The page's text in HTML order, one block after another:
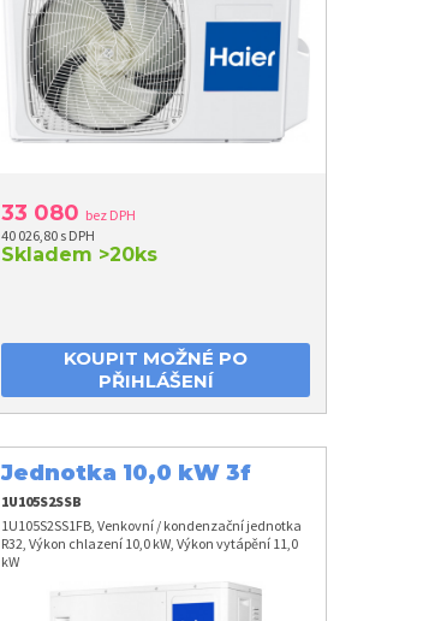
33 080 bez DPH
40 026,80 s DPH
Skladem >20ks
KOUPIT MOŽNÉ PO
PŘIHLÁŠENÍ
Jednotka 10,0 kW 3f
1U105S2SSB
1U105S2SS1FB, Venkovní / kondenzační jednotka
R32, Výkon chlazení 10,0 kW, Výkon vytápění 11,0
kW